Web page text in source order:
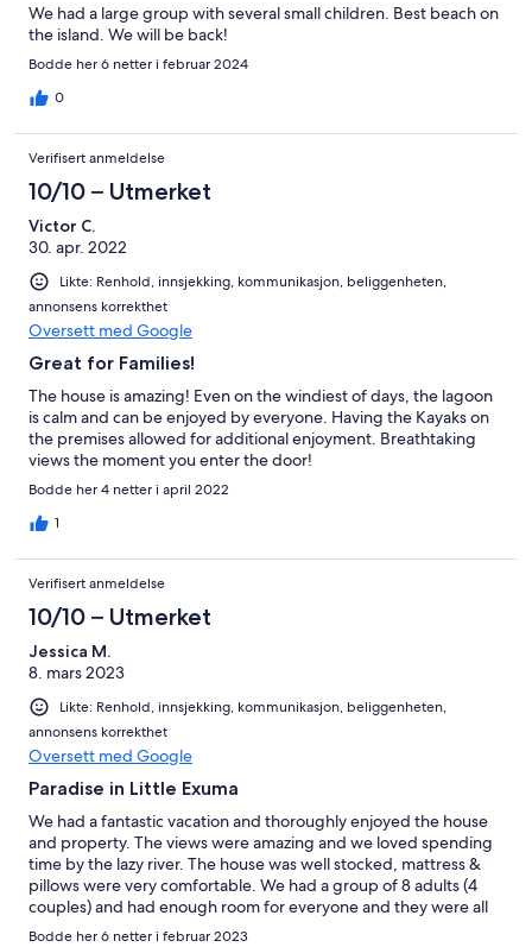
We had a large group with several small children. Best beach on
the island. We will be back!
Bodde her 6 netter i februar 2024
0
Verifisert anmeldelse
10/10 – Utmerket
Victor C.
30. apr. 2022
Likte: Renhold, innsjekking, kommunikasjon, beliggenheten,
annonsens korrekthet
Oversett med Google
Great for Families!
The house is amazing! Even on the windiest of days, the lagoon
is calm and can be enjoyed by everyone. Having the Kayaks on
the premises allowed for additional enjoyment. Breathtaking
views the moment you enter the door!
Bodde her 4 netter i april 2022
1
Verifisert anmeldelse
10/10 – Utmerket
Jessica M.
8. mars 2023
Likte: Renhold, innsjekking, kommunikasjon, beliggenheten,
annonsens korrekthet
Oversett med Google
Paradise in Little Exuma
We had a fantastic vacation and thoroughly enjoyed the house
and property. The views were amazing and we loved spending
time by the lazy river. The house was well stocked, mattress &
pillows were very comfortable. We had a group of 8 adults (4
couples) and had enough room for everyone and they were all
very happy with the property. We hope to come back to the
Bodde her 6 netter i februar 2023